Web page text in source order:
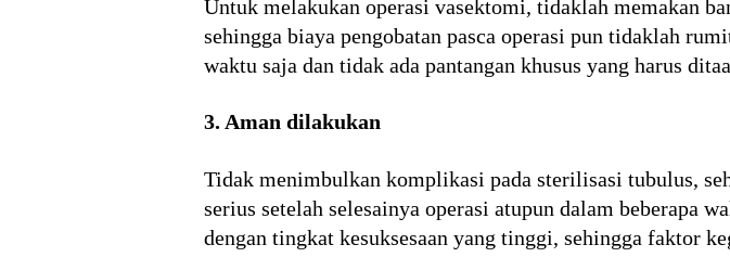
Untuk melakukan operasi vasektomi, tidaklah memakan
sehingga biaya pengobatan pasca operasi pun tidaklah
waktu saja dan tidak ada pantangan khusus yang harus
3. Aman dilakukan
Tidak menimbulkan komplikasi pada sterilisasi tubulus,
serius setelah selesainya operasi atupun dalam beberapa
dengan tingkat kesuksesaan yang tinggi, sehingga faktor